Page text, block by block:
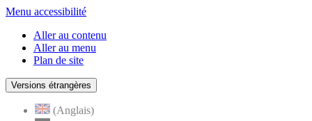
Menu accessibilité
Aller au contenu
Aller au menu
Plan de site
Versions étrangères
(Anglais)